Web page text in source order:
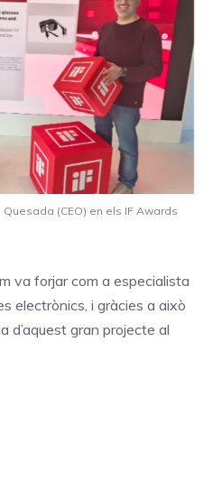
Quesada (CEO) en els IF Awards
va forjar com a especialista
electrònics, i gràcies a això
d’aquest gran projecte al